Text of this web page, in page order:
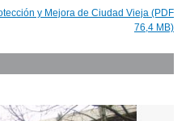
y Mejora de Ciudad Vieja (PDF
76,4 MB)